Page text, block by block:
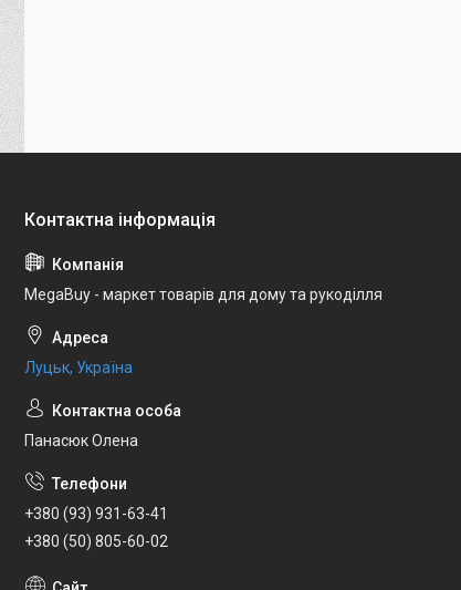
MegaBuy - маркет товарів для дому та рукоділля
Луцьк, Україна
Панасюк Олена
+380 (93) 931-63-41
+380 (50) 805-60-02